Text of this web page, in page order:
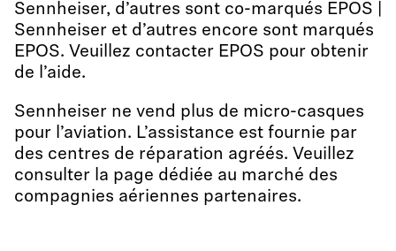
Sennheiser, d’autres sont co-marqués EPOS |
Sennheiser et d’autres encore sont marqués
EPOS. Veuillez contacter EPOS pour obtenir
de l’aide.
Sennheiser ne vend plus de micro-casques
pour l’aviation. L’assistance est fournie par
des centres de réparation agréés. Veuillez
consulter la page dédiée au marché des
compagnies aériennes partenaires.